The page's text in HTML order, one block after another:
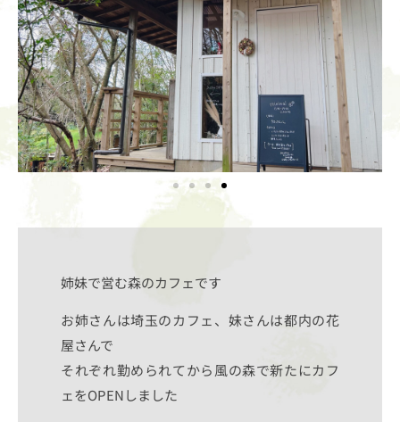
姉妹で営む森のカフェです
お姉さんは埼玉のカフェ、妹さんは都内の花
屋さんで
それぞれ勤められてから風の森で新たにカフ
ェをOPENしました